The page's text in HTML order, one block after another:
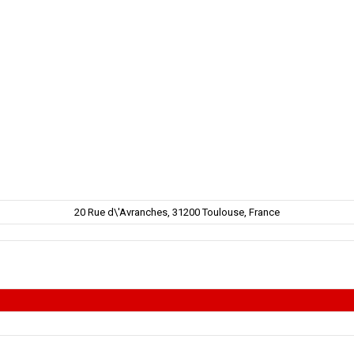
20 Rue d\'Avranches, 31200 Toulouse, France